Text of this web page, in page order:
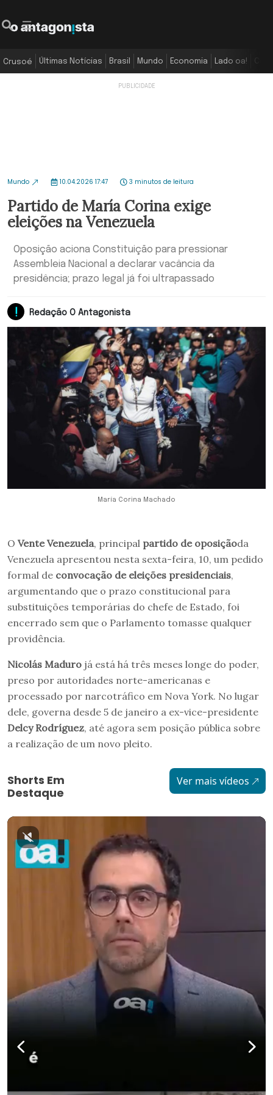
Crusoé Últimas Notícias Brasil Mundo Economia Lado oa!
Mundo 10.04.2026 17:47 3 minutos de leitura
Partido de María Corina exige
eleições na Venezuela
Oposição aciona Constituição para pressionar
Assembleia Nacional a declarar vacância da
presidência; prazo legal já foi ultrapassado
Redação O Antagonista
María Corina Machado
O Vente Venezuela, principal partido de oposiçãoda
Venezuela apresentou nesta sexta-feira, 10, um pedido
formal de convocação de eleições presidenciais,
argumentando que o prazo constitucional para
substituições temporárias do chefe de Estado, foi
encerrado sem que o Parlamento tomasse qualquer
providência.
Nicolás Maduro já está há três meses longe do poder,
preso por autoridades norte-americanas e
processado por narcotráfico em Nova York. No lugar
dele, governa desde 5 de janeiro a ex-vice-presidente
Delcy Rodríguez, até agora sem posição pública sobre
a realização de um novo pleito.
Shorts Em
Destaque
Ver mais vídeos